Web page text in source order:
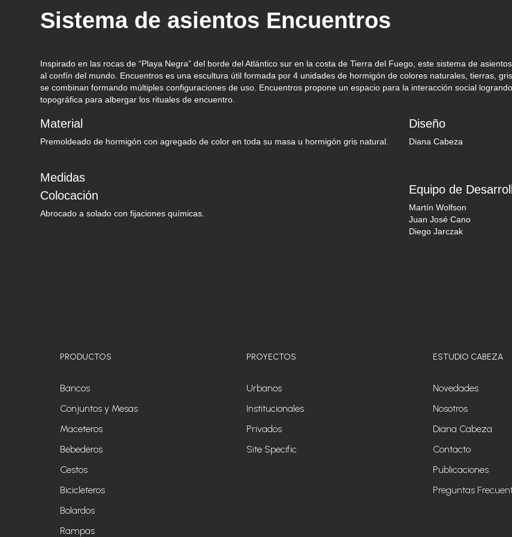
Sistema de asientos Encuentros
Inspirado en las rocas de “Playa Negra” del borde del Atlántico sur en la costa de Tierra del Fuego, este sistema de
al confín del mundo. Encuentros es una escultura útil formada por 4 unidades de hormigón de colores naturales, tierras,
se combinan formando múltiples configuraciones de uso. Encuentros propone un espacio para la interacción social
topográfica para albergar los rituales de encuentro.
Material
Premoldeado de hormigón con agregado de color en toda su masa u hormigón gris natural.
Medidas
Colocación
Abrocado a solado con fijaciones químicas.
Diseño
Diana Cabeza
Equipo de
Martín Wolfson
Juan José Cano
Diego Jarczak
PRODUCTOS
Bancos
Conjuntos y Mesas
Maceteros
Bebederos
Cestos
Bicicleteros
Bolardos
Rampas
PROYECTOS
Urbanos
Institucionales
Privados
Site Specific
ESTUDIO CABEZA
Novedades
Nosotros
Diana Cabeza
Contacto
Publicaciones
Preguntas